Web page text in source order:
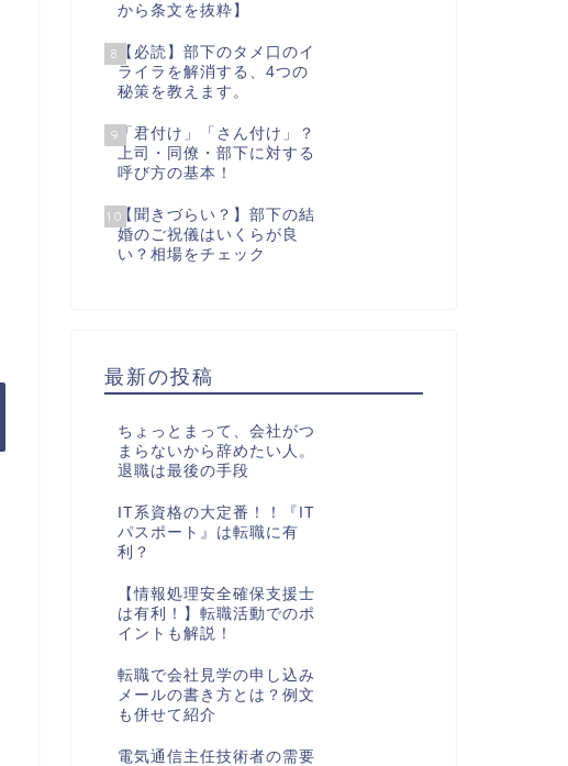
から条文を抜粋】
8 【必読】部下のタメ口のイ
ライラを解消する、4つの
秘策を教えます。
9「君付け」「さん付け」？
上司・同僚・部下に対する
呼び方の基本！
10【聞きづらい？】部下の結
婚のご祝儀はいくらが良
い？相場をチェック
最新の投稿
ちょっとまって、会社がつ
まらないから辞めたい人。
退職は最後の手段
IT系資格の大定番！！『IT
パスポート』は転職に有
利？
【情報処理安全確保支援士
は有利！】転職活動でのポ
イントも解説！
転職で会社見学の申し込み
メールの書き方とは？例文
も併せて紹介
電気通信主任技術者の需要